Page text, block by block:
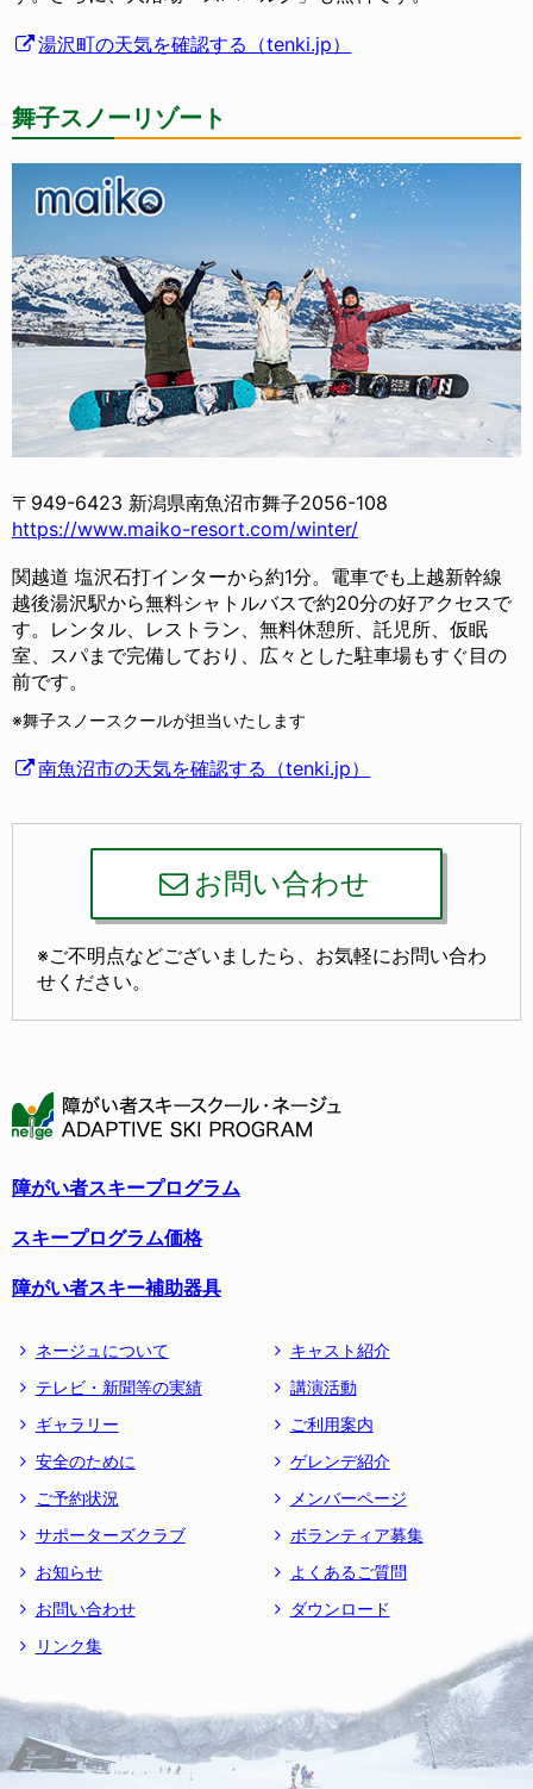
湯沢町の天気を確認する（tenki.jp）
舞子スノーリゾート
〒949-6423 新潟県南魚沼市舞子2056-108
https://www.maiko-resort.com/winter/
関越道 塩沢石打インターから約1分。電車でも上越新幹線
越後湯沢駅から無料シャトルバスで約20分の好アクセスで
す。レンタル、レストラン、無料休憩所、託児所、仮眠
室、スパまで完備しており、広々とした駐車場もすぐ目の
前です。
※舞子スノースクールが担当いたします
南魚沼市の天気を確認する（tenki.jp）
お問い合わせ
※ご不明点などございましたら、お気軽にお問い合わ
せください。
障がい者スキープログラム
スキープログラム価格
障がい者スキー補助器具
ネージュについて
キャスト紹介
テレビ・新聞等の実績
講演活動
ギャラリー
ご利用案内
安全のために
ゲレンデ紹介
ご予約状況
メンバーページ
サポーターズクラブ
ボランティア募集
お知らせ
よくあるご質問
お問い合わせ
ダウンロード
リンク集